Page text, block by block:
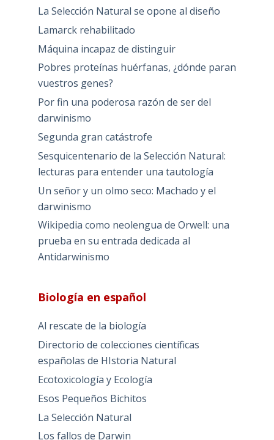
La Selección Natural se opone al diseño
Lamarck rehabilitado
Máquina incapaz de distinguir
Pobres proteínas huérfanas, ¿dónde paran
vuestros genes?
Por fin una poderosa razón de ser del
darwinismo
Segunda gran catástrofe
Sesquicentenario de la Selección Natural:
lecturas para entender una tautología
Un señor y un olmo seco: Machado y el
darwinismo
Wikipedia como neolengua de Orwell: una
prueba en su entrada dedicada al
Antidarwinismo
Biología en español
Al rescate de la biología
Directorio de colecciones científicas
españolas de HIstoria Natural
Ecotoxicología y Ecología
Esos Pequeños Bichitos
La Selección Natural
Los fallos de Darwin